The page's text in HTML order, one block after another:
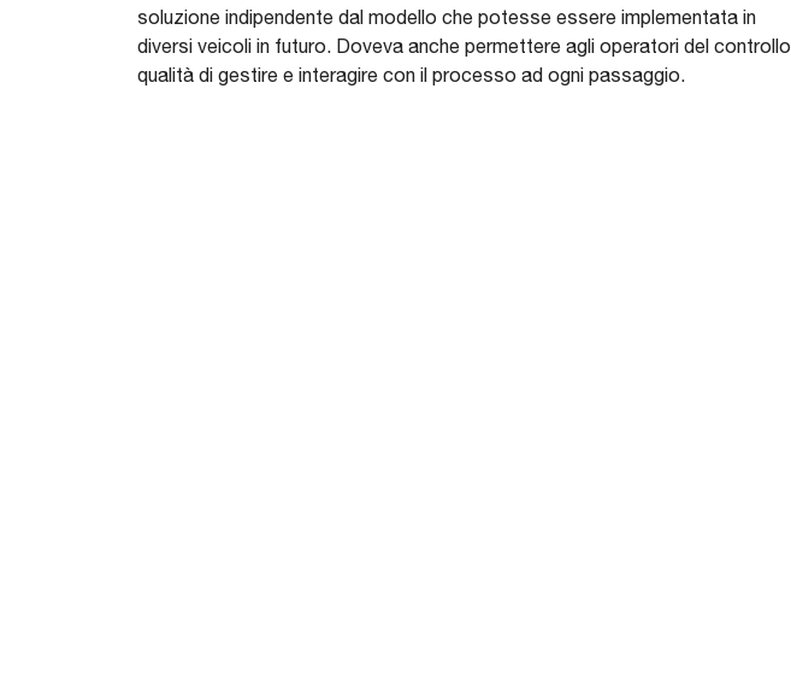
soluzione indipendente dal modello che potesse essere implementata in
diversi veicoli in futuro. Doveva anche permettere agli operatori del controllo
qualità di gestire e interagire con il processo ad ogni passaggio.